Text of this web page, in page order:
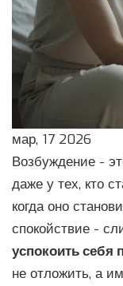
мар, 17 2026
Возбуждение -
даже у тех, кто
когда оно
спокойствие -
успокоить себя
не отложить, а